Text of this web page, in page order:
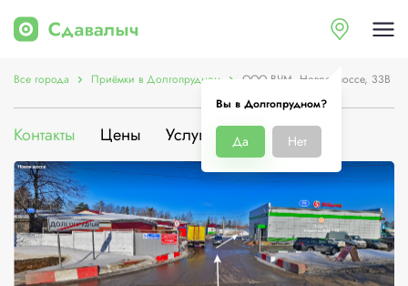
Вы в Долгопрудном?
Да Нет
Все города Приёмки в Долгопрудном ООО ВЧМ, Новое шоссе, 33В
Контакты Цены Услуги О компании